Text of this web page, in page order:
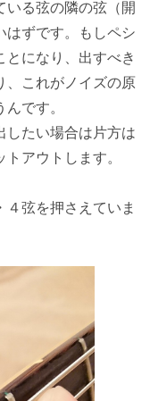
いる弦の隣の弦（開
はずです。もしペシ
とになり、出すべき
、これがノイズの原
です。
したい場合は片方は
アウトします。
弦を押さえていま